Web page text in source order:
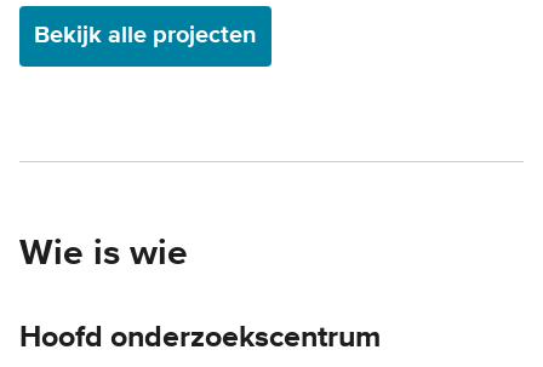
Bekijk alle projecten
Wie is wie
Hoofd onderzoekscentrum